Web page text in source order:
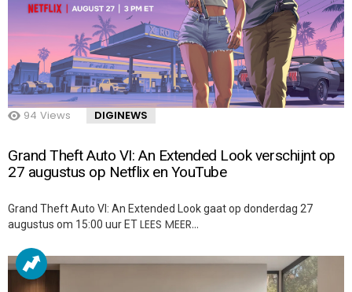
94 Views DIGINEWS
Grand Theft Auto VI: An Extended Look verschijnt op
27 augustus op Netflix en YouTube
Grand Theft Auto VI: An Extended Look gaat op donderdag 27
augustus om 15:00 uur ETLEES MEER…